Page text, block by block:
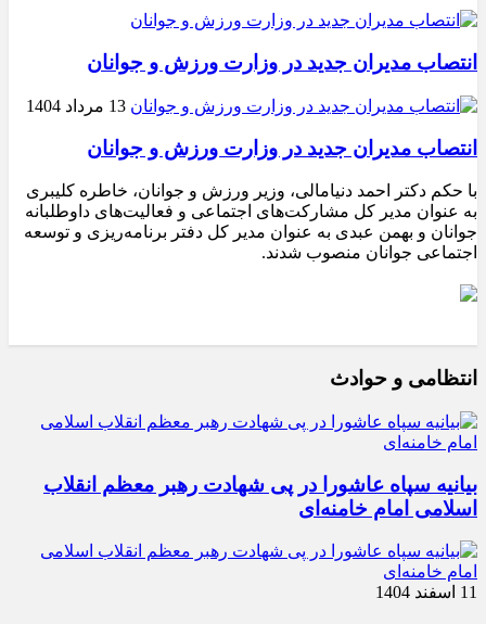
انتصاب مدیران جدید در وزارت ورزش و جوانان
13 مرداد 1404
انتصاب مدیران جدید در وزارت ورزش و جوانان
با حکم دکتر احمد دنیامالی، وزیر ورزش و جوانان، خاطره کلیبری
به عنوان مدیر کل مشارکت‌های اجتماعی و فعالیت‌های داوطلبانه
جوانان و بهمن عبدی به عنوان مدیر کل دفتر برنامه‌ریزی و توسعه
اجتماعی جوانان منصوب شدند.
انتظامی و حوادث
بیانیه سپاه عاشورا در پی شهادت رهبر معظم انقلاب
اسلامی امام خامنه‌ای
11 اسفند 1404